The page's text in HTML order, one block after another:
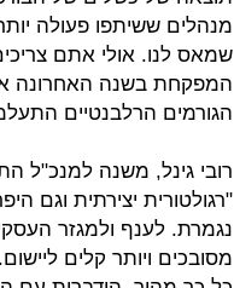
מנהלים ששיתפו פעולה
שמאס לנו. אולי אתם
המפקחת בשנה האחרונה
הגורמים הרלבנטיים
רובי גינל, משנה למנכ"ל
"רגולטורית יצירתית וגם
נגמרת. לענף ולמגזר
מסובכים ויותר קלים